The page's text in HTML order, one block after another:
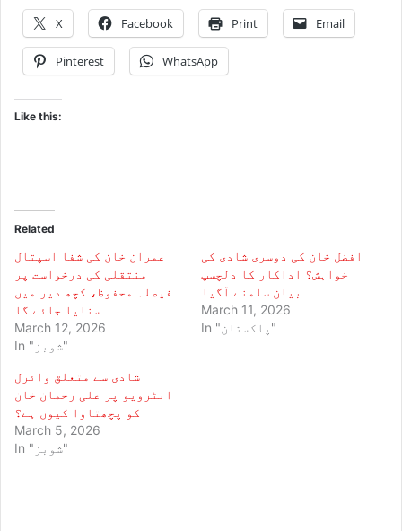
X Facebook Print Email
Pinterest WhatsApp
Like this:
Related
عمران خان کی شفا اسپتال
منتقلی کی درخواست پر
فیصلہ محفوظ، کچھ دیر میں
سنایا جائے گا
March 12, 2026
In "شوبز"
افضل خان کی دوسری شادی کی
خواہش؟ اداکار کا دلچسپ
بیان سامنے آگیا
March 11, 2026
In "پاکستان"
شادی سے متعلق وائرل
انٹرویو پر علی رحمان خان
کو پچھتاوا کیوں ہے؟
March 5, 2026
In "شوبز"